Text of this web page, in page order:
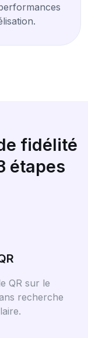
fidélité
étapes
QR sur le
recherche